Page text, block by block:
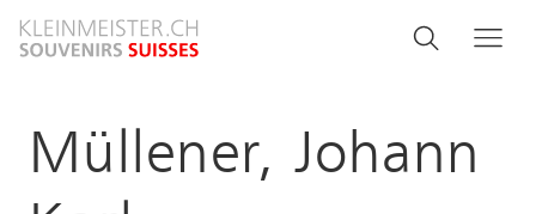
zum
Search
Suche
Müllener, Johann